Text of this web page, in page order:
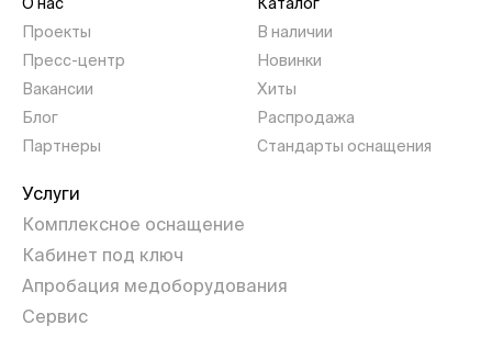
Проекты
Пресс-центр
Вакансии
Блог
Партнеры
В наличии
Новинки
Хиты
Распродажа
Стандарты оснащения
Услуги
Комплексное оснащение
Кабинет под ключ
Апробация медоборудования
Сервис